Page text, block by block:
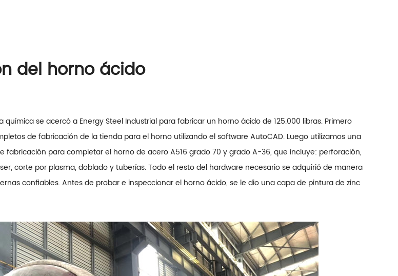
del horno ácido
química se acercó a Energy Steel Industrial para fabricar un horno ácido de 125.000 libras. Primero
de fabricación de la tienda para el horno utilizando el software AutoCAD. Luego utilizamos una
fabricación para completar el horno de acero A516 grado 70 y grado A-36, que incluye: perforación,
corte por plasma, doblado y tuberías. Todo el resto del hardware necesario se adquirió de manera
confiables. Antes de probar e inspeccionar el horno ácido, se le dio una capa de pintura de zinc